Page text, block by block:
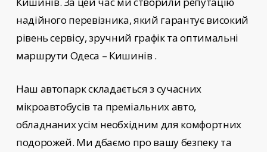
надійного перевізника, який гарантує високий
рівень сервісу, зручний графік та оптимальні
маршрути Одеса – Кишинів .
Наш автопарк складається з сучасних
мікроавтобусів та преміальних авто,
обладнаних усім необхідним для комфортних
подорожей. Ми дбаємо про вашу безпеку та